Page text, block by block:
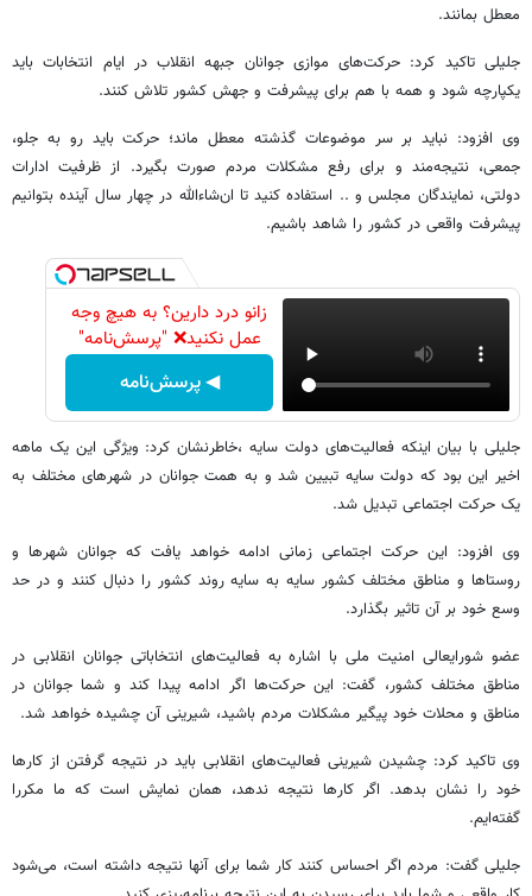
معطل بمانند.
جلیلی تاکید کرد: حرکت‌های موازی جوانان جبهه انقلاب در ایام انتخابات باید
یکپارچه شود و همه با هم برای پیشرفت و جهش کشور تلاش کنند.
وی افزود: نباید بر سر موضوعات گذشته معطل ماند؛ حرکت باید رو به جلو،
جمعی، نتیجه‌مند و برای رفع مشکلات مردم صورت بگیرد. از ظرفیت ادارات
دولتی، نمایندگان مجلس و .. استفاده کنید تا ان‌شاءالله در چهار سال آینده بتوانیم
پیشرفت واقعی در کشور را شاهد باشیم.
زانو درد دارین؟ به هیچ وجه
عمل نکنید❌ "پرسش‌نامه"
◀ پرسش‌نامه
جلیلی با بیان اینکه فعالیت‌های دولت سایه ،خاطرنشان کرد: ویژگی این یک ماهه
اخیر این بود که دولت سایه تبیین شد و به همت جوانان در شهرهای مختلف به
یک حرکت اجتماعی تبدیل شد.
وی افزود: این حرکت اجتماعی زمانی ادامه خواهد یافت که جوانان شهرها و
روستاها و مناطق مختلف کشور سایه به سایه روند کشور را دنبال کنند و در حد
وسع خود بر آن تاثیر بگذارد.
عضو شورایعالی امنیت ملی با اشاره به فعالیت‌های انتخاباتی جوانان انقلابی در
مناطق مختلف کشور، گفت: این حرکت‌ها اگر ادامه پیدا کند و شما جوانان در
مناطق و محلات خود پیگیر مشکلات مردم باشید، شیرینی آن چشیده خواهد شد.
وی تاکید کرد: چشیدن شیرینی فعالیت‌های انقلابی باید در نتیجه گرفتن از کارها
خود را نشان بدهد. اگر کارها نتیجه ندهد، همان نمایش است که ما مکررا
گفته‌ایم.
جلیلی گفت: مردم اگر احساس کنند کار شما برای آنها نتیجه داشته است، می‌شود